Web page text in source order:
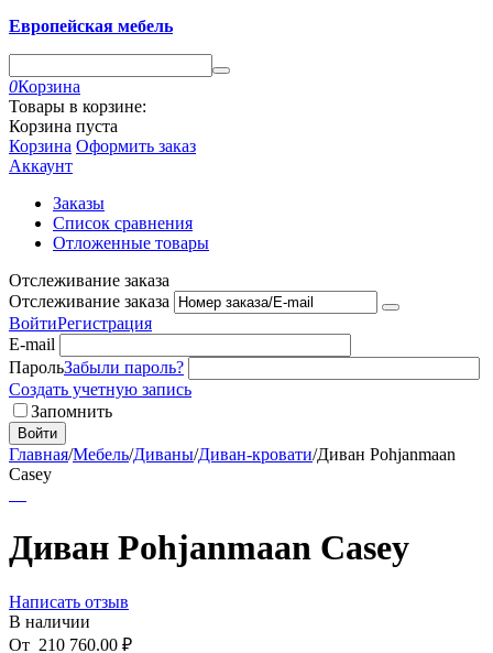
Европейская мебель
0Корзина
Товары в корзине:
Корзина пуста
Корзина Оформить заказ
Аккаунт
Заказы
Список сравнения
Отложенные товары
Отслеживание заказа
Отслеживание заказа
ВойтиРегистрация
E-mail
ПарольЗабыли пароль?
Создать учетную запись
Запомнить
Войти
Главная/Мебель/Диваны/Диван-кровати/Диван Pohjanmaan
Casey
Диван Pohjanmaan Casey
Написать отзыв
В наличии
От 210 760.00 ₽